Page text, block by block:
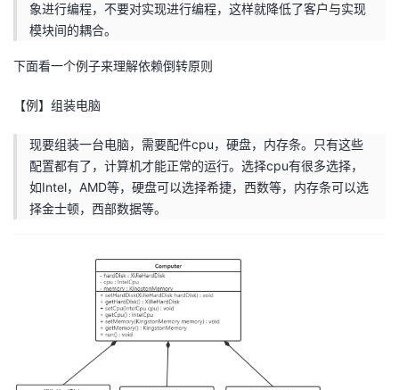
象进行编程，不要对实现进行编程，这样就降低了客户与实现
模块间的耦合。
下面看一个例子来理解依赖倒转原则
【例】组装电脑
现要组装一台电脑，需要配件cpu，硬盘，内存条。只有这些
配置都有了，计算机才能正常的运行。选择cpu有很多选择，
如Intel，AMD等，硬盘可以选择希捷，西数等，内存条可以选
择金士顿，西部数据等。